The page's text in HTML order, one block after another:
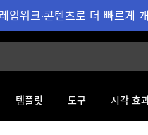
임워크·콘텐츠로 더 빠르
템플릿 도구 시각 효